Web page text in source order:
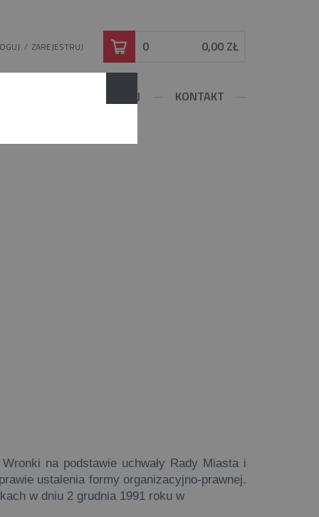
/ZAREJESTRUJ 0 0,00 ZŁ
KONFIGURUJ KONTAKT
na podstawie uchwały Rady Miasta i
ustalenia formy organizacyjno-prawnej.
w dniu 2 grudnia 1991 roku w